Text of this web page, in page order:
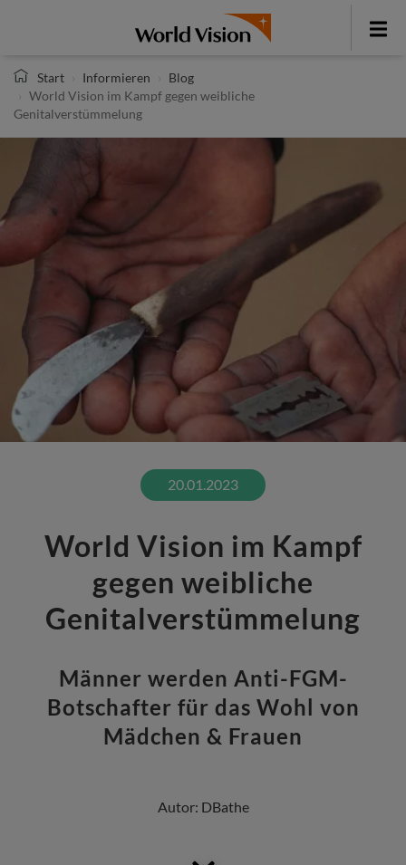
Toggle
Start
Informieren
Blog
World Vision im Kampf gegen weibliche
Genitalverstümmelung
20.01.2023
World Vision im Kampf
gegen weibliche
Genitalverstümmelung
Männer werden Anti-FGM-
Botschafter für das Wohl von
Mädchen & Frauen
Autor: DBathe